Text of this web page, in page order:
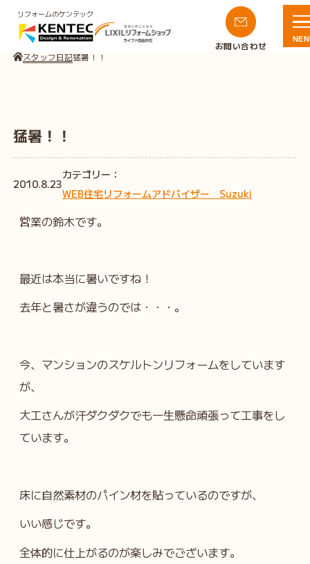
リフォームのケンテック
お問い合わせ
スタッフ日記猛暑！！
猛暑！！
2010.8.23
カテゴリー：
WEB住宅リフォームアドバイザー Suzuki
営業の鈴木です。
最近は本当に暑いですね！
去年と暑さが違うのでは・・・。
今、マンションのスケルトンリフォームをしています
が、
大工さんが汗ダクダクでも一生懸命頑張って工事をし
ています。
床に自然素材のパイン材を貼っているのですが、
いい感じです。
全体的に仕上がるのが楽しみでございます。